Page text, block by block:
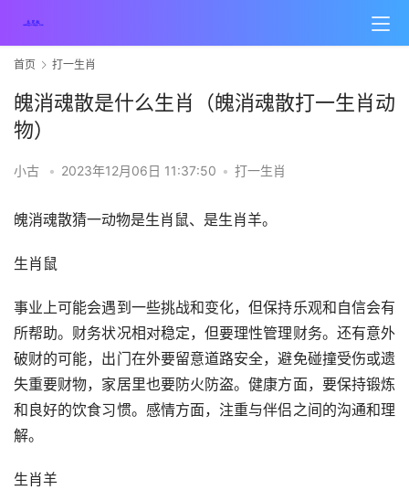
首页 打一生肖
魄消魂散是什么生肖（魄消魂散打一生肖动
物）
小古 • 2023年12月06日 11:37:50 • 打一生肖
魄消魂散猜一动物是生肖鼠、是生肖羊。
生肖鼠
事业上可能会遇到一些挑战和变化，但保持乐观和自信会有
所帮助。财务状况相对稳定，但要理性管理财务。还有意外
破财的可能，出门在外要留意道路安全，避免碰撞受伤或遗
失重要财物，家居里也要防火防盗。健康方面，要保持锻炼
和良好的饮食习惯。感情方面，注重与伴侣之间的沟通和理
解。
生肖羊